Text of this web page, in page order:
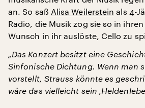
an. So saß Alisa Weilerstein als 4-
Radio, die Musik zog sie so in
Wunsch in ihr auslöste, Cello zu
„Das Konzert besitzt eine
Sinfonische Dichtung. Wenn man
vorstellt, Strauss könnte es
wäre das vielleicht sein